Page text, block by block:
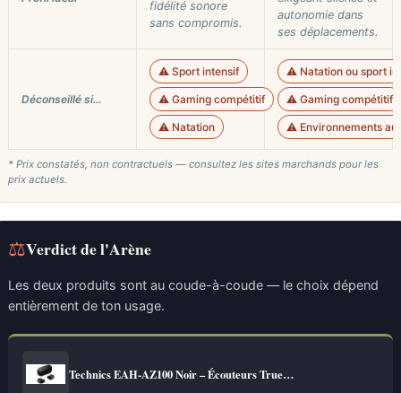
fidélité sonore
sans compromis.
autonomie dans
ses déplacements.
Déconseillé si…
⚠️ Sport intensif
⚠️ Gaming compétitif
⚠️ Natation
⚠️ Natation ou sport
⚠️ Gaming compétitif
⚠️ Environnements
* Prix constatés, non contractuels — consultez les sites marchands pour les
prix actuels.
⚖Verdict de l'Arène
Les deux produits sont au coude-à-coude — le choix dépend
entièrement de ton usage.
Technics EAH-AZ100 Noir – Écouteurs True…